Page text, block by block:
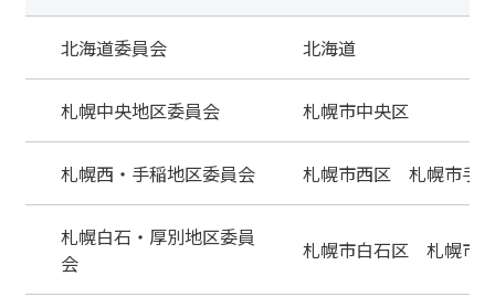
北海道委員会 北海道
札幌中央地区委員会 札幌市中央区
札幌西・手稲地区委員会 札幌市西区 札幌市手
札幌白石・厚別地区委員
会
札幌市白石区 札幌市